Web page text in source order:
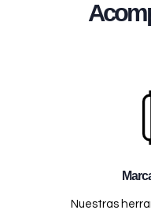
Nuestras